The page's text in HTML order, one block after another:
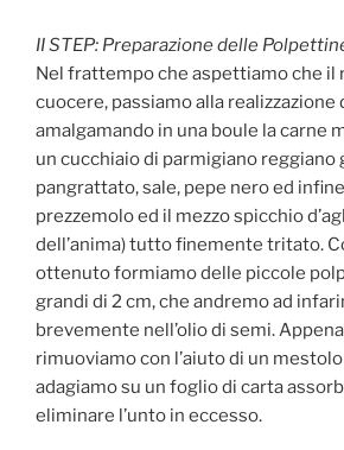
II STEP: Preparazione delle
Nel frattempo che aspettiamo che il
cuocere, passiamo alla
amalgamando in una boule la carne
un cucchiaio di parmigiano reggiano
pangrattato, sale, pepe nero ed
prezzemolo ed il mezzo spicchio
dell’anima) tutto finemente tritato.
ottenuto formiamo delle piccole
grandi di 2 cm, che andremo ad
brevemente nell’olio di semi.
rimuoviamo con l’aiuto di un
adagiamo su un foglio di carta
eliminare l’unto in eccesso.